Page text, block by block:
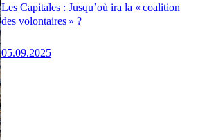
Les Capitales : Jusqu’où ira la « coalition
des volontaires » ?
05.09.2025